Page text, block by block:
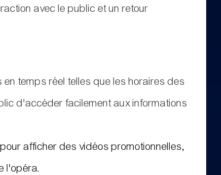
avec le public et un retour
temps réel telles que les horaires des
d'accéder facilement aux informations
afficher des vidéos promotionnelles,
l'opéra.